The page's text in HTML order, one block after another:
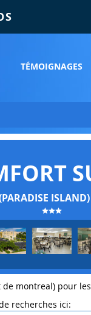
TÉMOIGNAGES
montreal) pour
recherches ici: